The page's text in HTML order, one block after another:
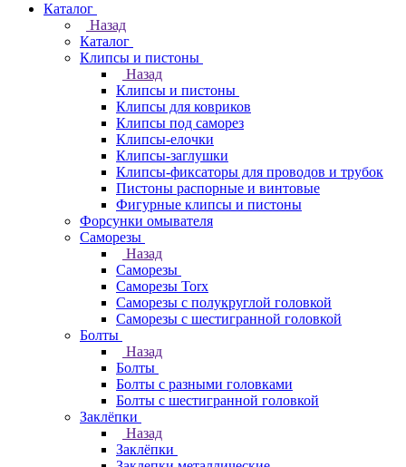
Каталог
Назад
Каталог
Клипсы и пистоны
Назад
Клипсы и пистоны
Клипсы для ковриков
Клипсы под саморез
Клипсы-елочки
Клипсы-заглушки
Клипсы-фиксаторы для проводов и трубок
Пистоны распорные и винтовые
Фигурные клипсы и пистоны
Форсунки омывателя
Саморезы
Назад
Саморезы
Саморезы Torx
Саморезы с полукруглой головкой
Саморезы с шестигранной головкой
Болты
Назад
Болты
Болты с разными головками
Болты с шестигранной головкой
Заклёпки
Назад
Заклёпки